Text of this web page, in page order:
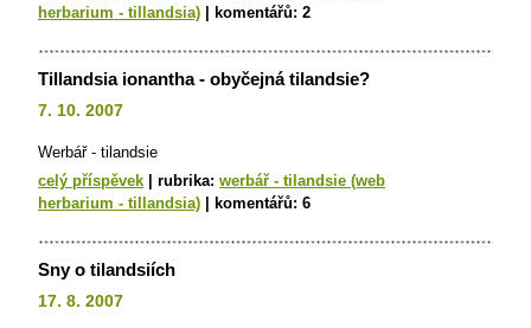
herbarium - tillandsia)
komentářů: 2
Tillandsia ionantha - obyčejná tilandsie?
7. 10. 2007
Werbář - tilandsie
celý příspěvek
rubrika: werbář - tilandsie (web
herbarium - tillandsia)
komentářů: 6
Sny o tilandsiích
17. 8. 2007